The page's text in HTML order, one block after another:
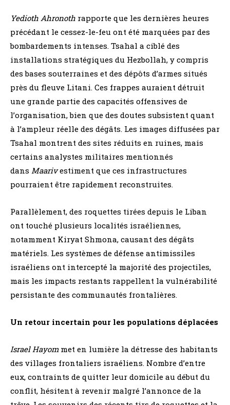
Yedioth Ahronoth rapporte que les dernières heures
précédant le cessez-le-feu ont été marquées par des
bombardements intenses. Tsahal a ciblé des
installations stratégiques du Hezbollah, y compris
des bases souterraines et des dépôts d’armes situés
près du fleuve Litani. Ces frappes auraient détruit
une grande partie des capacités offensives de
l’organisation, bien que des doutes subsistent quant
à l’ampleur réelle des dégâts. Les images diffusées par
Tsahal montrent des sites réduits en ruines, mais
certains analystes militaires mentionnés
dans Maarivestiment que ces infrastructures
pourraient être rapidement reconstruites.
Parallèlement, des roquettes tirées depuis le Liban
ont touché plusieurs localités israéliennes,
notamment Kiryat Shmona, causant des dégâts
matériels. Les systèmes de défense antimissiles
israéliens ont intercepté la majorité des projectiles,
mais les impacts restants rappellent la vulnérabilité
persistante des communautés frontalières.
Un retour incertain pour les populations déplacées
Israel Hayom met en lumière la détresse des habitants
des villages frontaliers israéliens. Nombre d’entre
eux, contraints de quitter leur domicile au début du
conflit, hésitent à revenir malgré l’annonce de la